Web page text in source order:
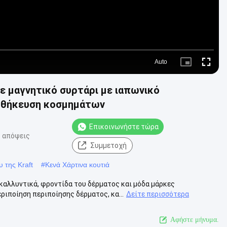
Auto
Picture- Fullscreen
συρτάρι με ιαπωνικό
κοσμημάτων
απόψεις
Επικοινωνήστε τώρα
Συμμετοχή
της Kraft #Κενά Χάρτινα κουτιά
φροντίδα του δέρματος και μόδα μάρκες
περιποίησης δέρματος, κα...
Δείτε περισσότερα
Αφήστε μήνυμα.